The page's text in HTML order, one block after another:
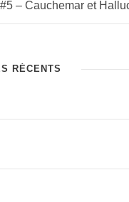
– Cauchemar et
RÉCENTS